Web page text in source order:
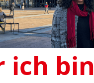
ich bin